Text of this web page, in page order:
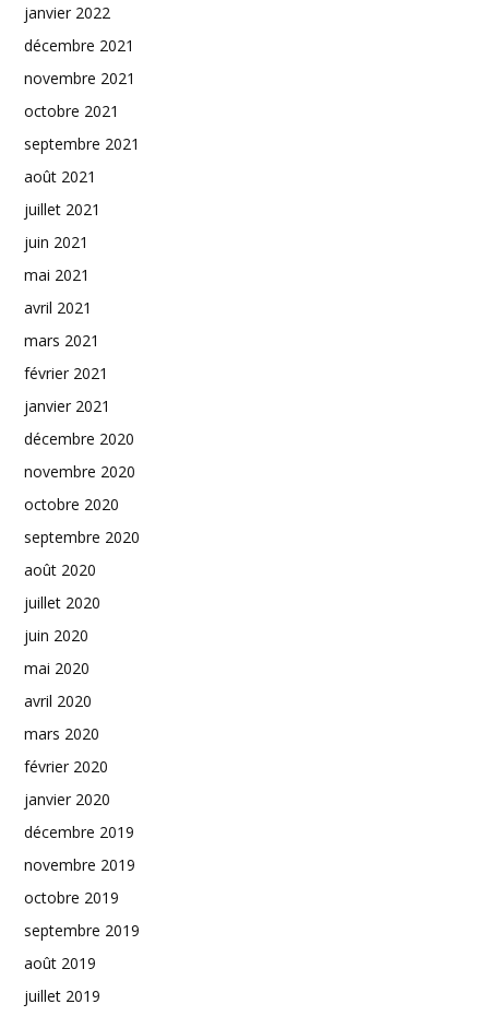
janvier 2022
décembre 2021
novembre 2021
octobre 2021
septembre 2021
août 2021
juillet 2021
juin 2021
mai 2021
avril 2021
mars 2021
février 2021
janvier 2021
décembre 2020
novembre 2020
octobre 2020
septembre 2020
août 2020
juillet 2020
juin 2020
mai 2020
avril 2020
mars 2020
février 2020
janvier 2020
décembre 2019
novembre 2019
octobre 2019
septembre 2019
août 2019
juillet 2019